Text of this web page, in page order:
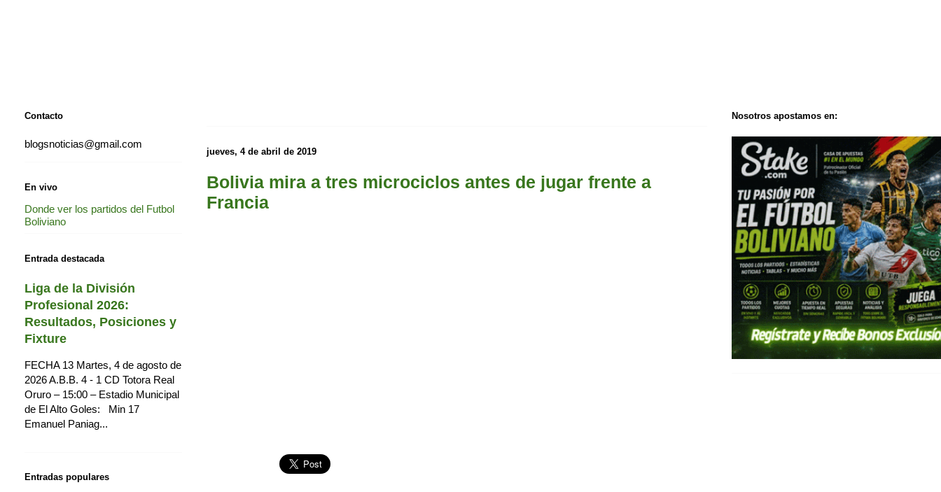
jueves, 4 de abril de 2019
Bolivia mira a tres microciclos antes de jugar frente a
Francia
Contacto
blogsnoticias@gmail.com
En vivo
Donde ver los partidos del Futbol
Boliviano
Entrada destacada
Liga de la División
Profesional 2026:
Resultados, Posiciones y
Fixture
FECHA 13 Martes, 4 de agosto de
2026 A.B.B. 4 - 1 CD Totora Real
Oruro – 15:00 – Estadio Municipal
de El Alto Goles: Min 17
Emanuel Paniag...
Entradas populares
Nosotros apostamos en: